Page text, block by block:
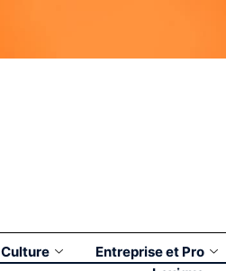
Culture Entreprise et Pro